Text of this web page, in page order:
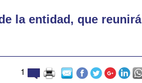
la entidad, que reunirá
1